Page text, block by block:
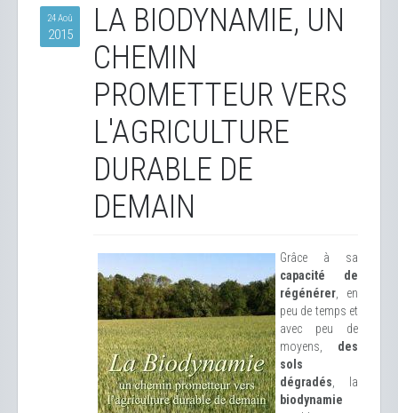
24 Aoû
2015
LA BIODYNAMIE, UN
CHEMIN
PROMETTEUR VERS
L'AGRICULTURE
DURABLE DE
DEMAIN
Grâce à sa
capacité de
régénérer , en
peu de temps et
avec peu de
moyens, des
sols
dégradés , la
biodynamie